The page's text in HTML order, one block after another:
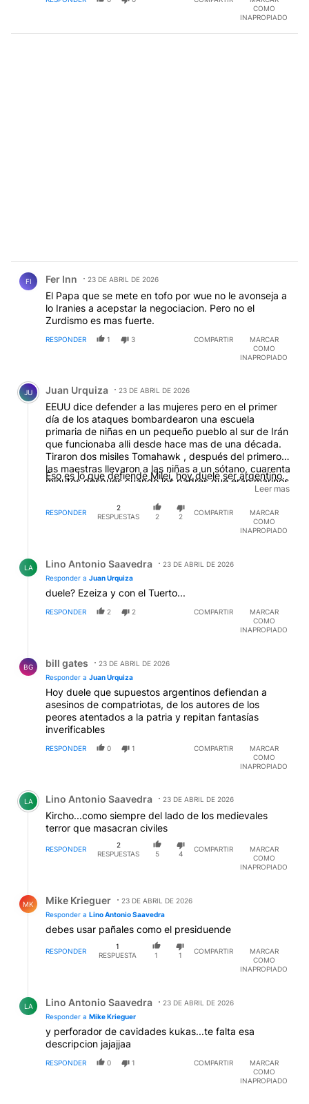
COMO
INAPROPIADO
FI Fer Inn 23 DE ABRIL DE 2026
El Papa que se mete en tofo por wue no le avonseja a
lo Iranies a acepstar la negociacion. Pero no el
Zurdismo es mas fuerte.
RESPONDER 1 3 COMPARTIR
MARCAR
COMO
INAPROPIADO
Comentario de Juan Urquiza.
JU Juan Urquiza 23 DE ABRIL DE 2026
EEUU dice defender a las mujeres pero en el primer
día de los ataques bombardearon una escuela
primaria de niñas en un pequeño pueblo al sur de Irán
que funcionaba alli desde hace mas de una década.
Tiraron dos misiles Tomahawk , después del primero
las maestras llevaron a las niñas a un sótano, cuarenta
minutos después cuando los padres que eran marinos
fueron a retirar a las niñas tiraron el segundo, con
mayor poder explosivo. Alli asesinaron a 168 niñas y
22 madres y maestras. Usaron las niñas para asesinar
a sus padres militares. El grado de degradación moral
Eso es lo que defiende Milei, hoy duele ser argentino.
Leer mas
RESPONDER
2
RESPUESTAS
2 2
COMPARTIR
MARCAR
COMO
INAPROPIADO
LA Lino Antonio Saavedra
23 DE ABRIL DE 2026
Responder a Juan Urquiza
duele? Ezeiza y con el Tuerto...
RESPONDER 2 2 COMPARTIR
MARCAR
COMO
INAPROPIADO
BG bill gates
23 DE ABRIL DE 2026
Responder a Juan Urquiza
Hoy duele que supuestos argentinos defiendan a
asesinos de compatriotas, de los autores de los
peores atentados a la patria y repitan fantasías
inverificables
RESPONDER 0 1 COMPARTIR
MARCAR
COMO
INAPROPIADO
Comentario de Lino Antonio Saavedra.
LA Lino Antonio Saavedra 23 DE ABRIL DE 2026
Kircho...como siempre del lado de los medievales
terror que masacran civiles
RESPONDER
2
RESPUESTAS
5 4
COMPARTIR
MARCAR
COMO
INAPROPIADO
MK Mike Krieguer
23 DE ABRIL DE 2026
Responder a Lino Antonio Saavedra
debes usar pañales como el presiduende
RESPONDER
1
RESPUESTA
1 1
COMPARTIR
MARCAR
COMO
INAPROPIADO
LA Lino Antonio Saavedra
23 DE ABRIL DE 2026
Responder a Mike Krieguer
y perforador de cavidades kukas...te falta esa
descripcion jajajjaa
RESPONDER 0 1 COMPARTIR
MARCAR
COMO
INAPROPIADO